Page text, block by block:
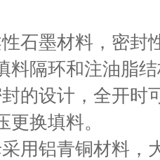
墨材料，密封
料隔环和注油脂
设计，全开时
换填料。
铝青铜材料，